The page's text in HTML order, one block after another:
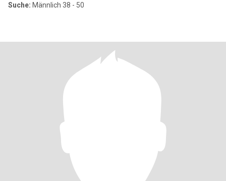
Suche: Männlich 38 - 50